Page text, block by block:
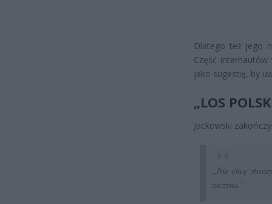
Dlatego też jego
Część
jako sugestię, by
„LOS
Jackowski
„Nie chcę
zaczyna.”